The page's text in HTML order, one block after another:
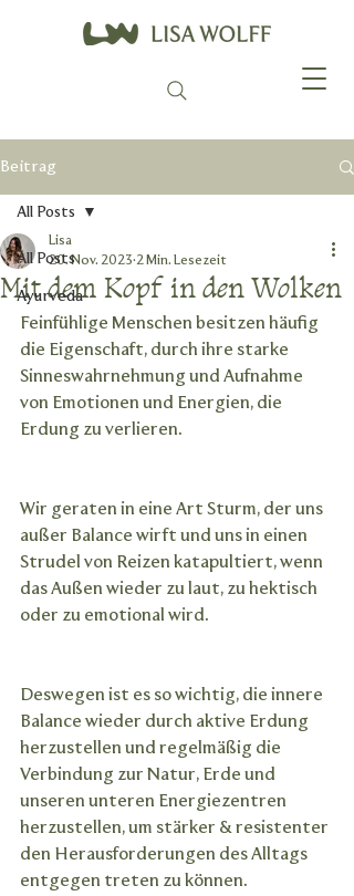
Beitrag
All Posts
Ayurveda
All Posts
Mit dem Kopf in den Wolken
Lisa
20. Nov. 2023 2 Min. Lesezeit
Feinfühlige Menschen besitzen häufig
die Eigenschaft, durch ihre starke
Sinneswahrnehmung und Aufnahme
von Emotionen und Energien, die
Erdung zu verlieren.
Wir geraten in eine Art Sturm, der uns
außer Balance wirft und uns in einen
Strudel von Reizen katapultiert, wenn
das Außen wieder zu laut, zu hektisch
oder zu emotional wird.
Deswegen ist es so wichtig, die innere
Balance wieder durch aktive Erdung
herzustellen und regelmäßig die
Verbindung zur Natur, Erde und
unseren unteren Energiezentren
herzustellen, um stärker & resistenter
den Herausforderungen des Alltags
entgegen treten zu können.